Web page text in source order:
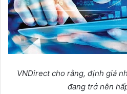
VNDirect cho rằng, định giá
đang trở nên